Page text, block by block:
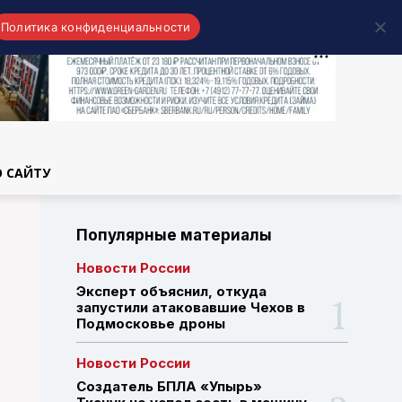
САЙТУ
Популярные материалы
Новости России
Эксперт объяснил, откуда
запустили атаковавшие Чехов в
Подмосковье дроны
Новости России
Создатель БПЛА «Упырь»
Политика конфиденциальности